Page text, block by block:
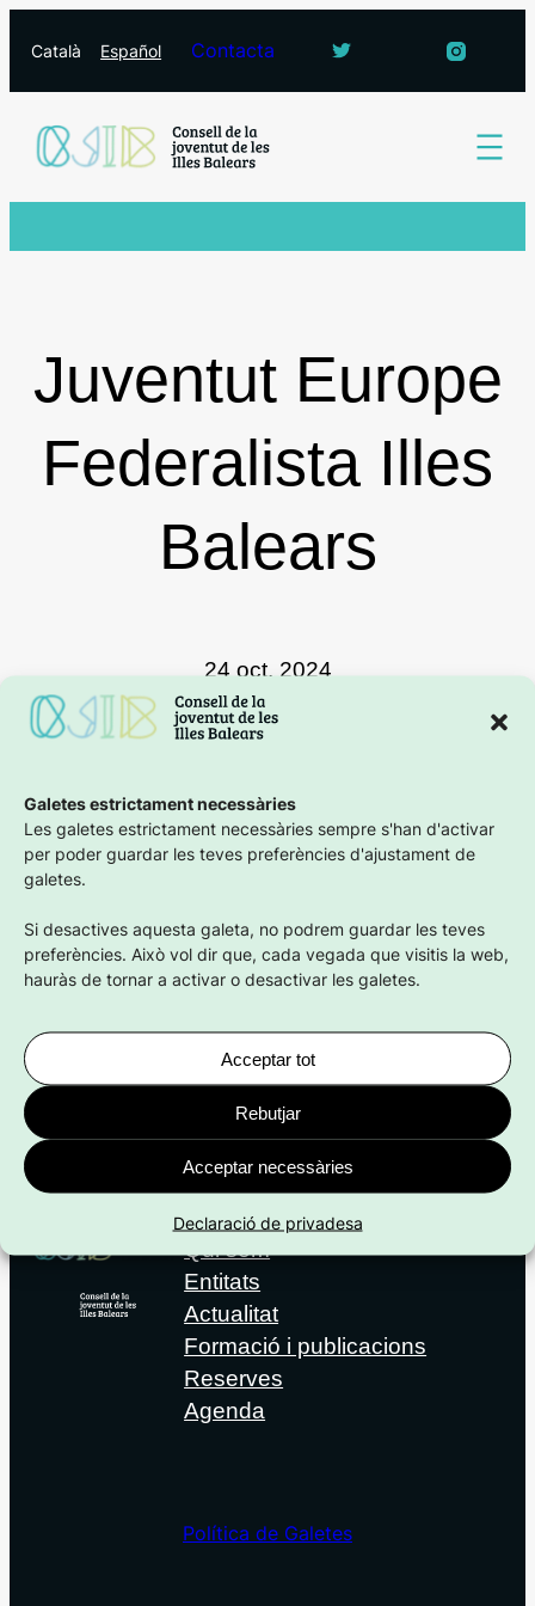
Galetes estrictament necessàries
Les galetes estrictament necessàries sempre s'han d'activar
per poder guardar les teves preferències d'ajustament de
galetes.
Si desactives aquesta galeta, no podrem guardar les teves
preferències. Això vol dir que, cada vegada que visitis la web,
hauràs de tornar a activar o desactivar les galetes.
Acceptar tot
Rebutjar
Acceptar necessàries
Declaració de privadesa
contingut
Català Español Contacta
Juventut Europe
Federalista Illes
Balears
24 oct. 2024
ET POT INTERESSAR:
Qui som
Entitats
Actualitat
Formació i publicacions
Reserves
Agenda
Política de Galetes